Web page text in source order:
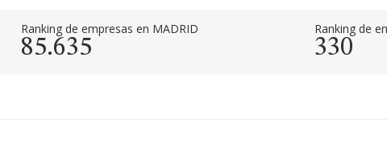
Ranking de empresas en MADRID
85.635
Ranking de
330